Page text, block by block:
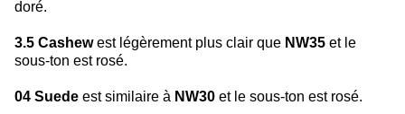
doré.
3.5 Cashewest légèrement plus clair que NW35 et le
sous-ton est rosé.
04 Suede est similaire à NW30 et le sous-ton est rosé.